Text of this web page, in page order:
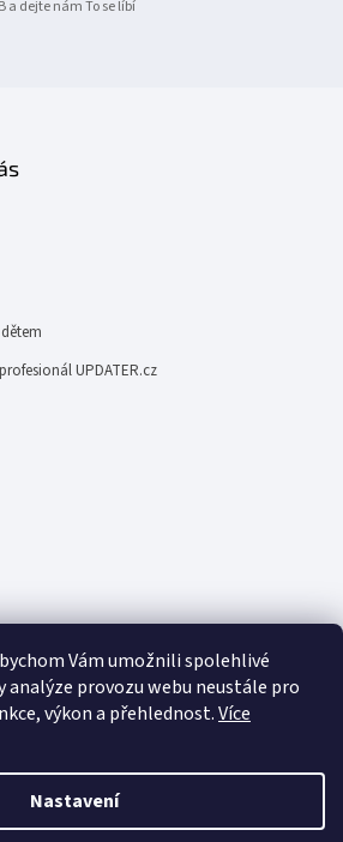
Vám umožnili spolehlivé
analýze provozu webu neustále pro
výkon a přehlednost.Více
Nastavení
a dejte nám To se líbí
UPDATER.cz